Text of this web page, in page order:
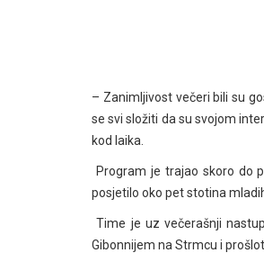
– Zanimljivost večeri bili su
se svi složiti da su svojom
kod laika.
Program je trajao skoro do
posjetilo oko pet stotina
Time je uz večerašnji
Gibonnijem na Strmcu i